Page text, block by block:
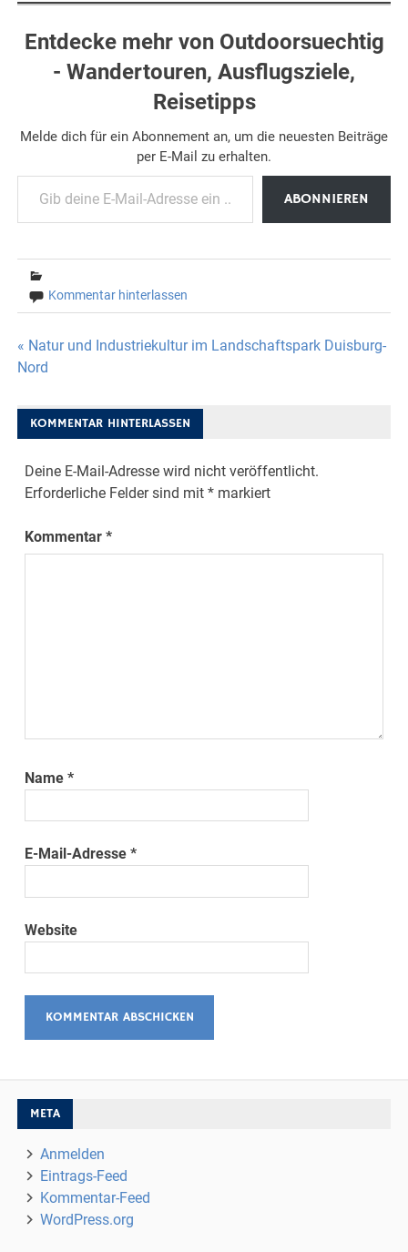
Entdecke mehr von Outdoorsuechtig
- Wandertouren, Ausflugsziele,
Reisetipps
Melde dich für ein Abonnement an, um die neuesten Beiträge
per E-Mail zu erhalten.
Gib deine E-Mail-Adresse ein ...
ABONNIEREN
Kommentar hinterlassen
Beitragsnavigation
« Natur und Industriekultur im Landschaftspark Duisburg-
Nord
KOMMENTAR HINTERLASSEN
Deine E-Mail-Adresse wird nicht veröffentlicht.
Erforderliche Felder sind mit* markiert
Kommentar*
Name*
E-Mail-Adresse*
Website
META
Anmelden
Eintrags-Feed
Kommentar-Feed
WordPress.org